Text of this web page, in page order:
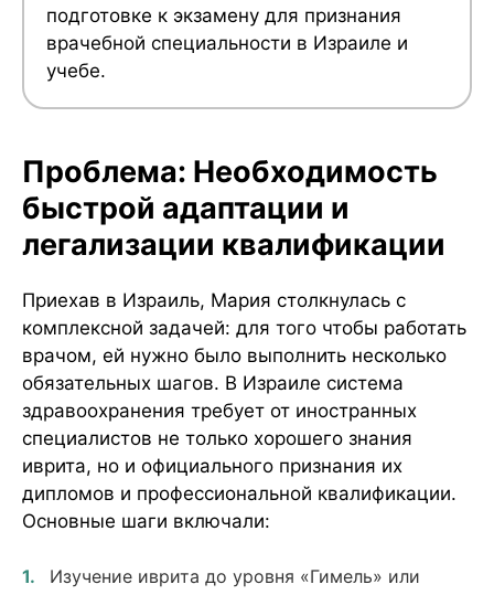
подготовке к экзамену для признания
врачебной специальности в Израиле и
учебе.
Проблема: Необходимость
быстрой адаптации и
легализации квалификации
Приехав в Израиль, Мария столкнулась с
комплексной задачей: для того чтобы работать
врачом, ей нужно было выполнить несколько
обязательных шагов. В Израиле система
здравоохранения требует от иностранных
специалистов не только хорошего знания
иврита, но и официального признания их
дипломов и профессиональной квалификации.
Основные шаги включали:
Изучение иврита до уровня «Гимель» или